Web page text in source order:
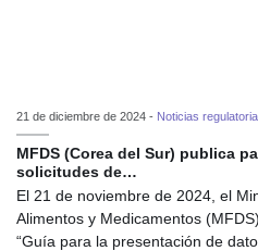
21 de diciembre de 2024 - Noticias
MFDS (Corea del Sur) publica
solicitudes de…
El 21 de noviembre de 2024, el
Alimentos y Medicamentos
“Guía para la presentación de